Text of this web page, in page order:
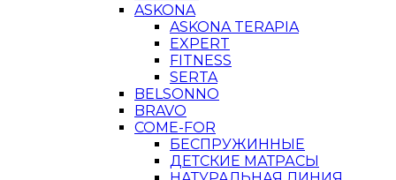
ASKONA
ASKONA TERAPIA
EXPERT
FITNESS
SERTA
BELSONNO
BRAVO
COME-FOR
БЕСПРУЖИННЫЕ
ДЕТСКИЕ МАТРАСЫ